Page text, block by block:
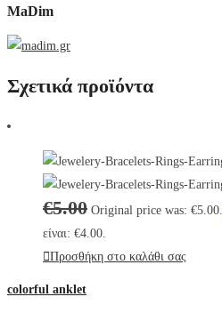
MaDim
Σχετικά προϊόντα
€5.00 Original price was: €5.00.
είναι: €4.00.
Προσθήκη στο καλάθι σας
colorful anklet